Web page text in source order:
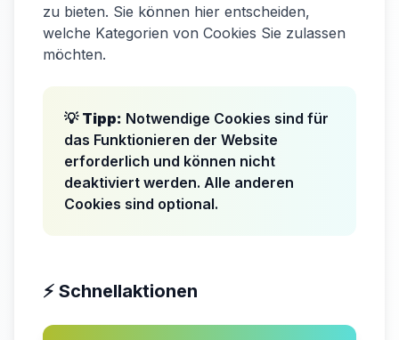
zu bieten. Sie können hier entscheiden,
welche Kategorien von Cookies Sie zulassen
möchten.
💡 Tipp: Notwendige Cookies sind für
das Funktionieren der Website
erforderlich und können nicht
deaktiviert werden. Alle anderen
Cookies sind optional.
⚡ Schnellaktionen